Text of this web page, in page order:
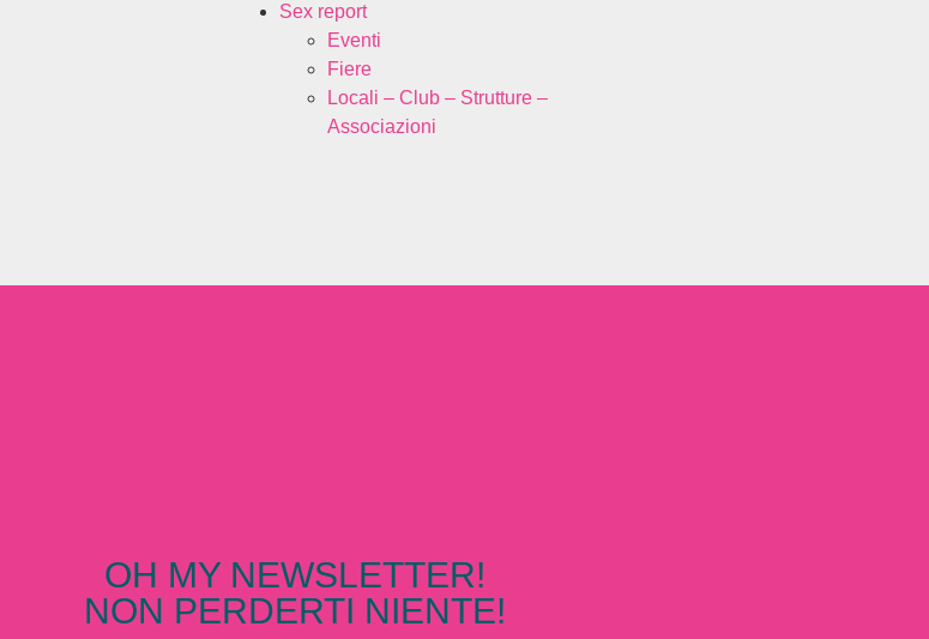
Sex report
Eventi
Fiere
Locali – Club – Strutture –
Associazioni
OH MY NEWSLETTER!
NON PERDERTI NIENTE!